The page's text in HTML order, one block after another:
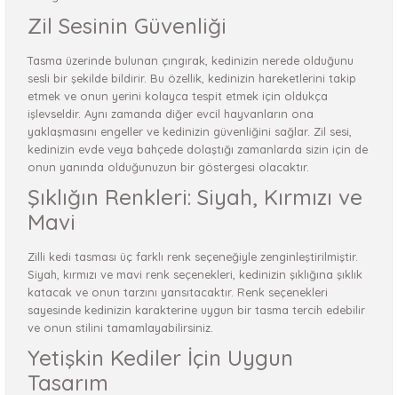
Zil Sesinin Güvenliği
Tasma üzerinde bulunan çıngırak, kedinizin nerede olduğunu
sesli bir şekilde bildirir. Bu özellik, kedinizin hareketlerini takip
etmek ve onun yerini kolayca tespit etmek için oldukça
işlevseldir. Aynı zamanda diğer evcil hayvanların ona
yaklaşmasını engeller ve kedinizin güvenliğini sağlar. Zil sesi,
kedinizin evde veya bahçede dolaştığı zamanlarda sizin için de
onun yanında olduğunuzun bir göstergesi olacaktır.
Şıklığın Renkleri: Siyah, Kırmızı ve
Mavi
Zilli kedi tasması üç farklı renk seçeneğiyle zenginleştirilmiştir.
Siyah, kırmızı ve mavi renk seçenekleri, kedinizin şıklığına şıklık
katacak ve onun tarzını yansıtacaktır. Renk seçenekleri
sayesinde kedinizin karakterine uygun bir tasma tercih edebilir
ve onun stilini tamamlayabilirsiniz.
Yetişkin Kediler İçin Uygun
Tasarım